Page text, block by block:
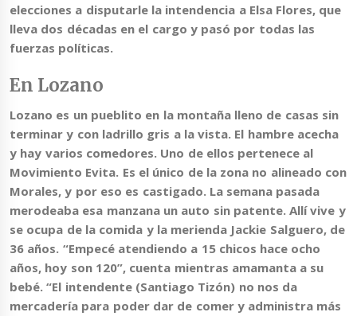
elecciones a disputarle la intendencia a Elsa Flores, que
lleva dos décadas en el cargo y pasó por todas las
fuerzas políticas.
En Lozano
Lozano es un pueblito en la montaña lleno de casas sin
terminar y con ladrillo gris a la vista. El hambre acecha
y hay varios comedores. Uno de ellos pertenece al
Movimiento Evita. Es el único de la zona no alineado con
Morales, y por eso es castigado. La semana pasada
merodeaba esa manzana un auto sin patente. Allí vive y
se ocupa de la comida y la merienda Jackie Salguero, de
36 años. “Empecé atendiendo a 15 chicos hace ocho
años, hoy son 120”, cuenta mientras amamanta a su
bebé. “El intendente (Santiago Tizón) no nos da
mercadería para poder dar de comer y administra más